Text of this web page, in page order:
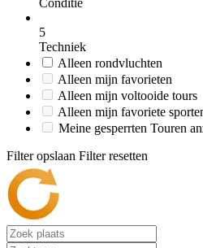
Conditie
5
Techniek
Alleen rondvluchten
Alleen mijn favorieten
Alleen mijn voltooide tours
Alleen mijn favoriete
Meine gesperrten Touren
Filter opslaan Filter resetten